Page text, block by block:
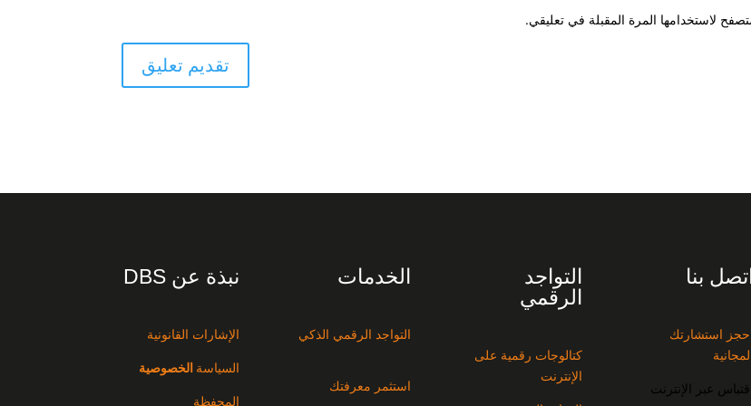
لاستخدامها المرة المقبلة في تعليقي.
نبذة عن DBS
الإشارات القانونية
السياسة الخصوصية
المحفظة
الخدمات
التواجد الرقمي الذكي
استثمر معرفتك
التواجد
الرقمي
كتالوجات رقمية على
الإنترنت
بنا
استشارتك
اقتباس عبر الإنترنت